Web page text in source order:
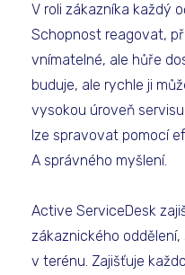
V roli zákazníka každý
Schopnost reagovat,
vnímatelné, ale hůře
buduje, ale rychle ji
vysokou úroveň
lze spravovat pomocí
A správného myšlení.
Active ServiceDesk
zákaznického
v terénu. Zajišťuje